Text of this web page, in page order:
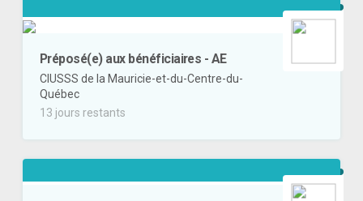
Préposé(e) aux bénéficiaires - AE
CIUSSS de la Mauricie-et-du-Centre-du-
Québec
13 jours restants